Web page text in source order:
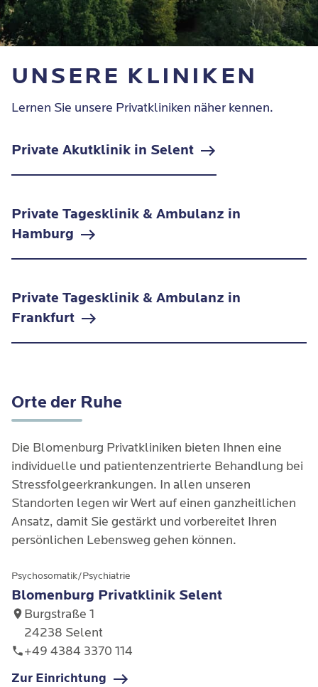
UNSERE KLINIKEN
Lernen Sie unsere Privatkliniken näher kennen.
Private Akutklinik in Selent
Private Tagesklinik & Ambulanz in
Hamburg
Private Tagesklinik & Ambulanz in
Frankfurt
Orte der Ruhe
Die Blomenburg Privatkliniken bieten Ihnen eine
individuelle und patientenzentrierte Behandlung bei
Stressfolgeerkrankungen. In allen unseren
Standorten legen wir Wert auf einen ganzheitlichen
Ansatz, damit Sie gestärkt und vorbereitet Ihren
persönlichen Lebensweg gehen können.
Psychosomatik/Psychiatrie
Blomenburg Privatklinik Selent
Burgstraße 1
24238 Selent
+49 4384 3370 114
Zur Einrichtung